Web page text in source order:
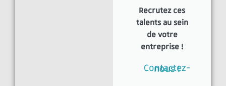
Recrutez ces
talents au sein
de votre
entreprise !
Contactez-nous !